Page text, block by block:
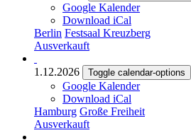
Google Kalender
Download iCal
Berlin Festsaal Kreuzberg
Ausverkauft
1.12.2026 Toggle calendar-options
Google Kalender
Download iCal
Hamburg Große Freiheit
Ausverkauft